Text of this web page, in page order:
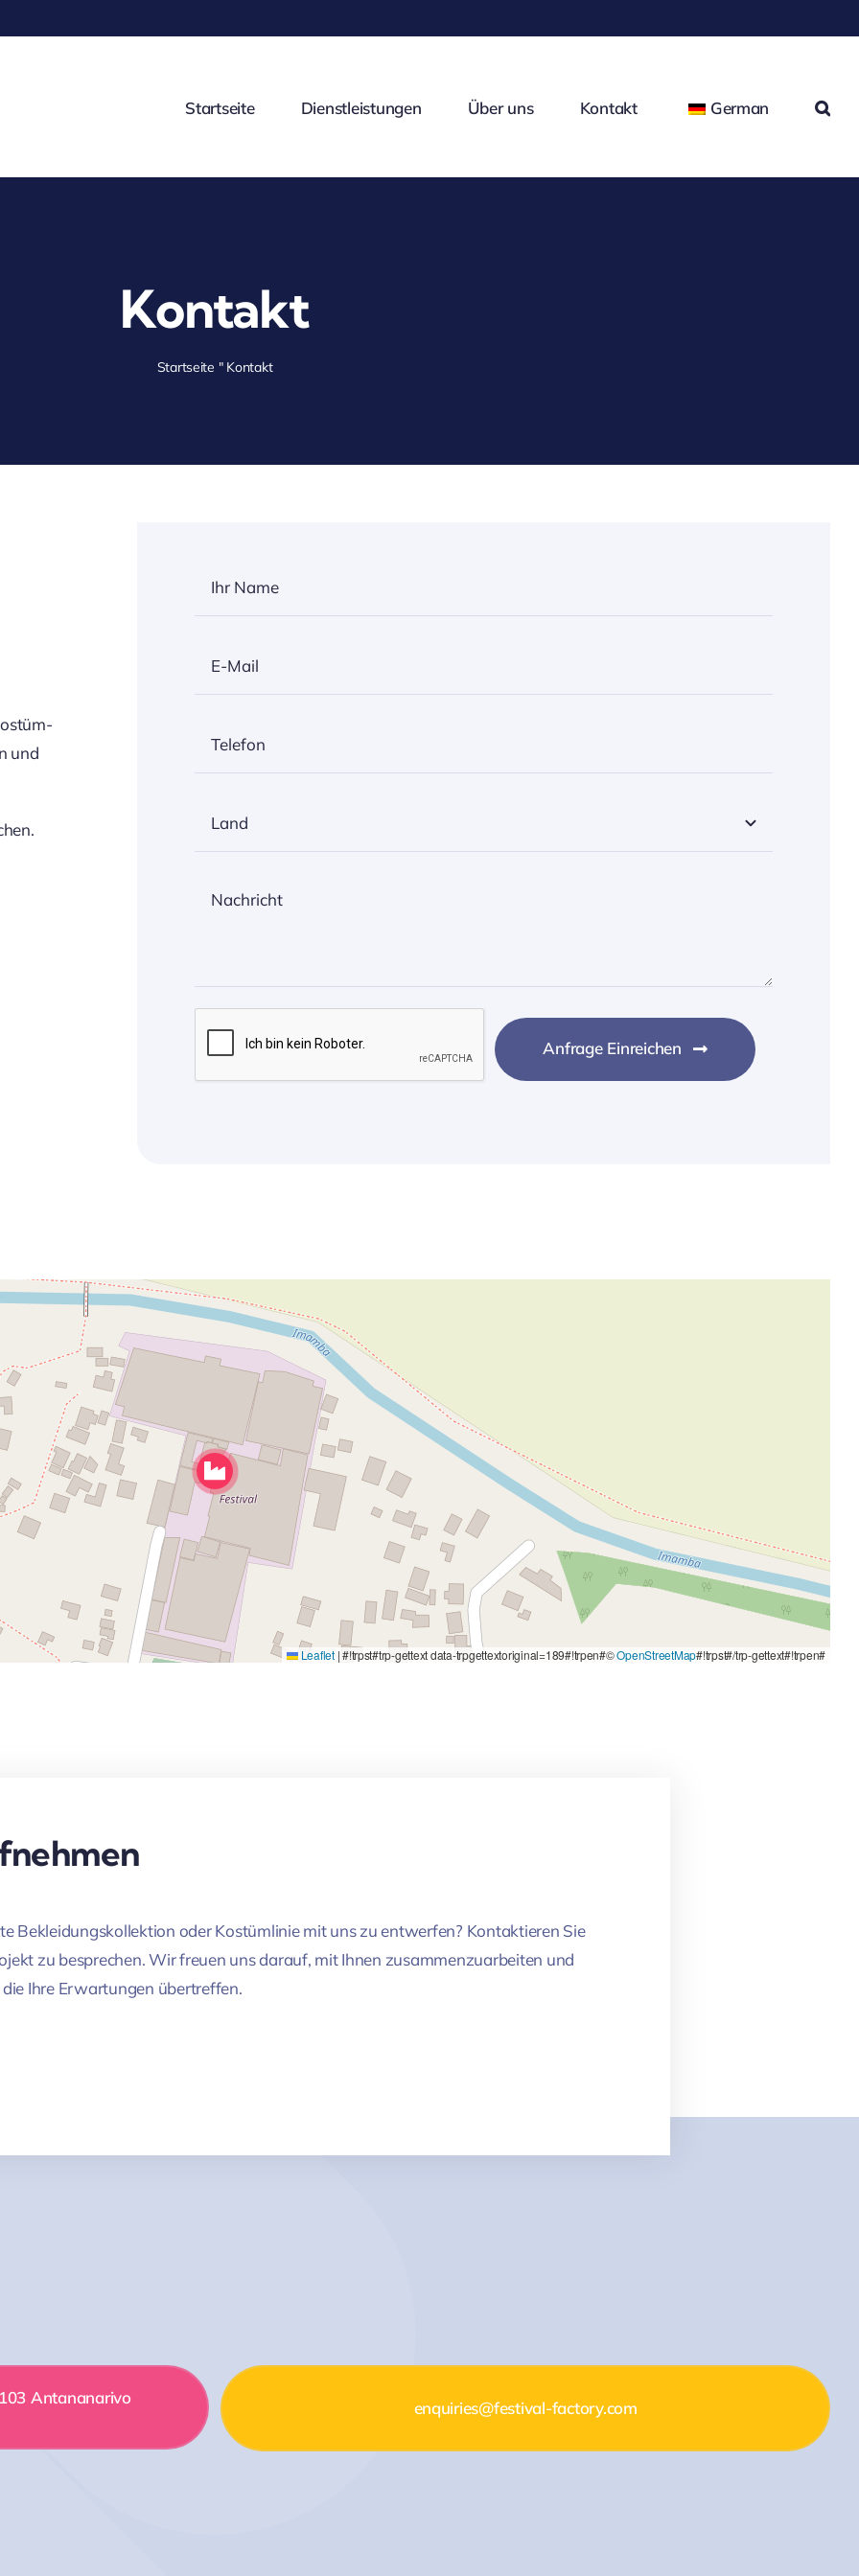
Startseite Dienstleistungen Über uns Kontakt German
Kontakt
Startseite " Kontakt
und
Anfrage Einreichen
Leaflet |#!trpst#trp-gettext data-trpgettextoriginal=189#!trpen#©OpenStreetMap#!trpst#/trp-gettext#!trpen#
Bekleidungskollektion oder Kostümlinie mit uns zu entwerfen? Kontaktieren Sie
zu besprechen. Wir freuen uns darauf, mit Ihnen zusammenzuarbeiten und
Ihre Erwartungen übertreffen.
Antananarivo
enquiries@festival-factory.com